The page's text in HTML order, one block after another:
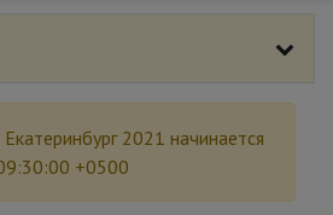
2021 начинается
+0500